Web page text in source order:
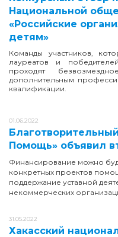
Национальной
«Российские
детям»
Команды участников,
лауреатов и
проходят
дополнительным
квалификации.
01.06.2022
Помощь» объявил
Финансирование можно
конкретных проектов
поддержание уставной
некоммерческих
31.05.2022
Хакасский